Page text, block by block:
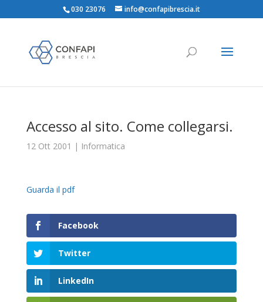
030 23076 info@confapibrescia.it
Accesso al sito. Come collegarsi.
12 Ott 2001 | Informatica
Guarda il pdf
Facebook
Twitter
LinkedIn